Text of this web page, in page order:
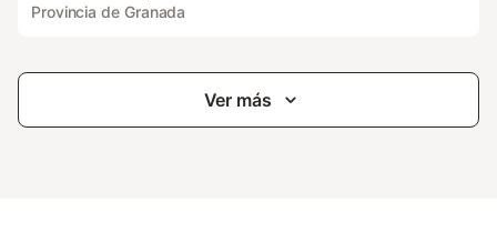
Provincia de Granada
Ver más